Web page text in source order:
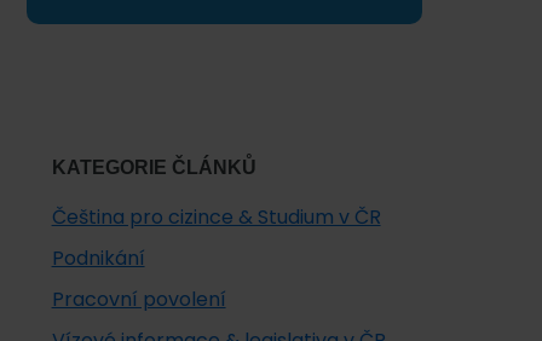
KATEGORIE ČLÁNKŮ
Čeština pro cizince & Studium v ČR
Podnikání
Pracovní povolení